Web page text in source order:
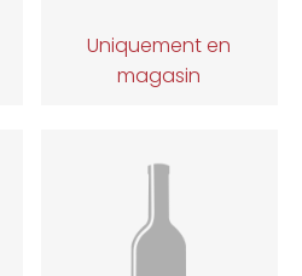
Uniquement en
magasin